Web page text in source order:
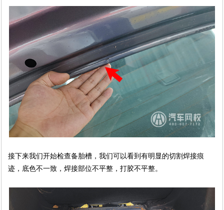
接下来我们开始检查备胎槽，我们可以看到有明显的切割焊接痕
迹，底色不一致，焊接部位不平整，打胶不平整。